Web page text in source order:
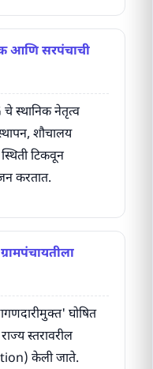
आणि सरपंचाची
स्थानिक नेतृत्व
शौचालय
टिकवून
करतात.
घोषित
स्तरावरील
केली जाते.